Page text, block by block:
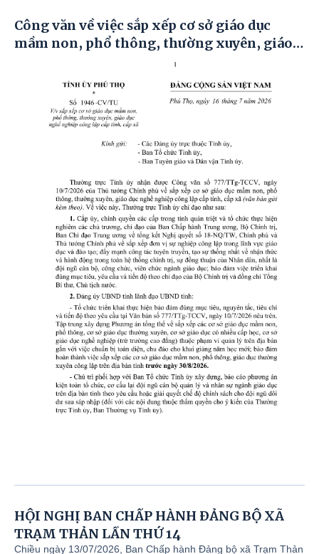
Công văn về việc sắp xếp cơ sở giáo dục
mầm non, phổ thông, thường xuyên, giáo
dục nghề nghiệp công lập cấp tỉnh, cấp xã.
HỘI NGHỊ BAN CHẤP HÀNH ĐẢNG BỘ XÃ
TRẠM THẢN LẦN THỨ 14
Chiều ngày 13/07/2026, Ban Chấp hành Đảng bộ xã Trạm Thản